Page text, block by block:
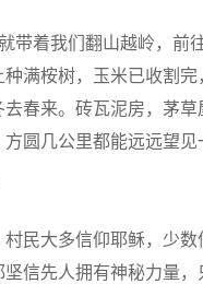
带着我们翻山越岭，前
满桉树，玉米已收割
去春来。砖瓦泥房，茅
方圆几公里都能远远望
村民大多信仰耶稣，少
信先人拥有神秘力量